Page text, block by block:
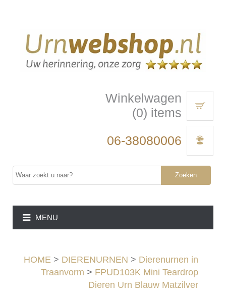
Winkelwagen
(0) items
06-38080006
Zoeken
MENU
HOME > DIERENURNEN > Dierenurnen in
Traanvorm > FPUD103K Mini Teardrop
Dieren Urn Blauw Matzilver